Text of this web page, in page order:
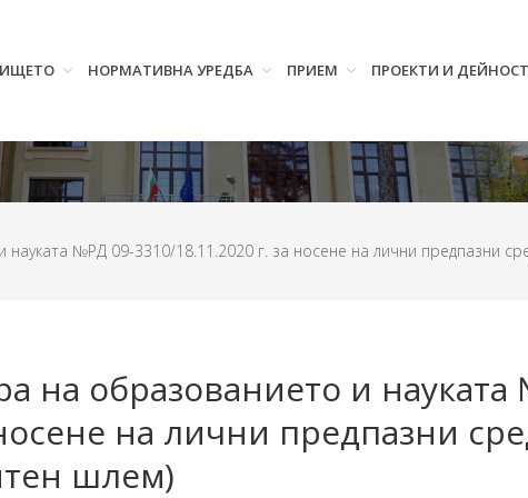
НОРМАТИВНА УРЕДБА ПРИЕМ ПРОЕКТИ И
№РД 09-3310/18.11.2020 г. за носене на лични предпазни
на образованието и
на лични предпазни
шлем)